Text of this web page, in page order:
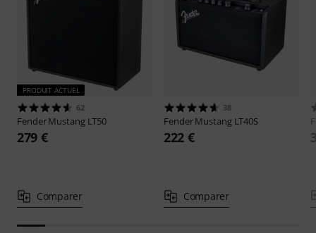
PRODUIT ACTUEL
62
FenderMustang LT50
279 €
Comparer
38
FenderMustang LT40S
222 €
Comparer